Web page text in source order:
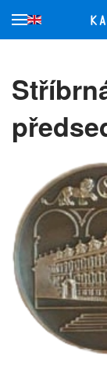
Přejít na hlavní